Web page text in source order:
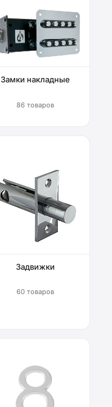
Замки накладные
86 товаров
Задвижки
60 товаров